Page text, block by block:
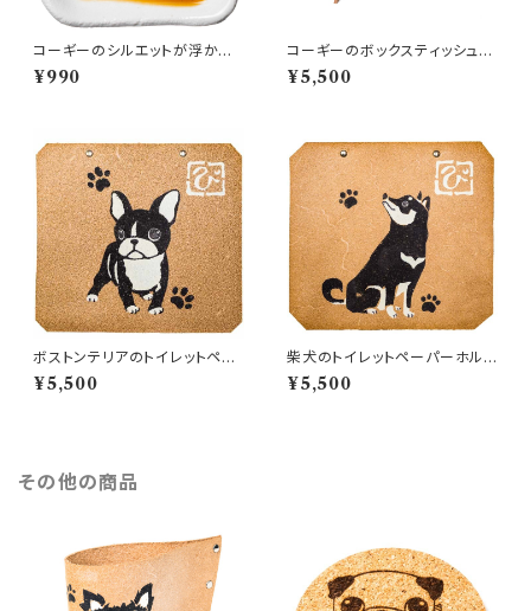
コーギーのシルエットが浮かぶ
お醤油小皿（四角）
¥990
コーギーのボックスティッシュカ
バー
¥5,500
ボストンテリアのトイレットペー
パーホルダーカバー
¥5,500
柴犬のトイレットペーパーホルダ
ーカバー
¥5,500
その他の商品